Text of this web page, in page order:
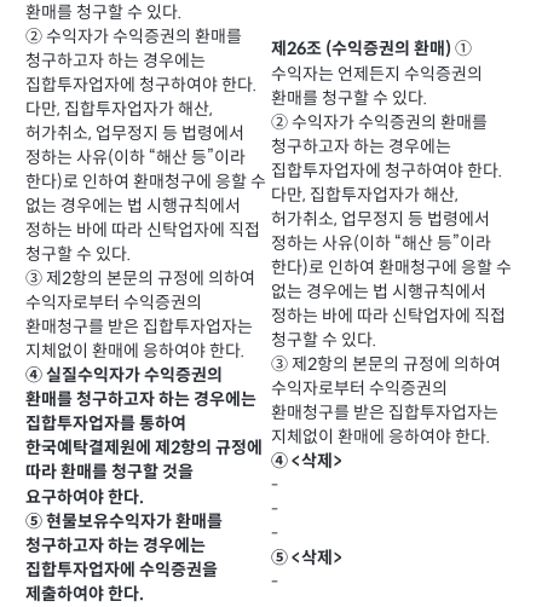
환매를 청구할 수 있다.
② 수익자가 수익증권의 환매를
청구하고자 하는 경우에는
집합투자업자에 청구하여야 한다.
다만, 집합투자업자가 해산,
허가취소, 업무정지 등 법령에서
정하는 사유(이하 “해산 등”이라
한다)로 인하여 환매청구에 응할 수
없는 경우에는 법 시행규칙에서
정하는 바에 따라 신탁업자에 직접
청구할 수 있다.
③ 제2항의 본문의 규정에 의하여
수익자로부터 수익증권의
환매청구를 받은 집합투자업자는
지체없이 환매에 응하여야 한다.
④ 실질수익자가 수익증권의
환매를 청구하고자 하는 경우에는
집합투자업자를 통하여
한국예탁결제원에 제2항의 규정에
따라 환매를 청구할 것을
요구하여야 한다.
⑤ 현물보유수익자가 환매를
청구하고자 하는 경우에는
집합투자업자에 수익증권을
제출하여야 한다.
제26조 (수익증권의 환매) ①
수익자는 언제든지 수익증권의
환매를 청구할 수 있다.
② 수익자가 수익증권의 환매를
청구하고자 하는 경우에는
집합투자업자에 청구하여야 한다.
다만, 집합투자업자가 해산,
허가취소, 업무정지 등 법령에서
정하는 사유(이하 “해산 등”이라
한다)로 인하여 환매청구에 응할 수
없는 경우에는 법 시행규칙에서
정하는 바에 따라 신탁업자에 직접
청구할 수 있다.
③ 제2항의 본문의 규정에 의하여
수익자로부터 수익증권의
환매청구를 받은 집합투자업자는
지체없이 환매에 응하여야 한다.
④ <삭제>
-
-
-
⑤ <삭제>
-